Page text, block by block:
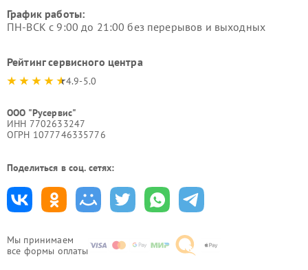
Мы принимаем
все формы оплаты
График работы:
ПН-ВСК с 9:00 до 21:00 без перерывов и выходных
Рейтинг сервисного центра
4.9-5.0
ООО "Русервис"
ИНН 7702633247
ОГРН 1077746335776
Поделиться в соц. сетях: